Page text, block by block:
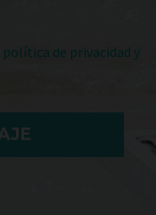
política de privacidad y